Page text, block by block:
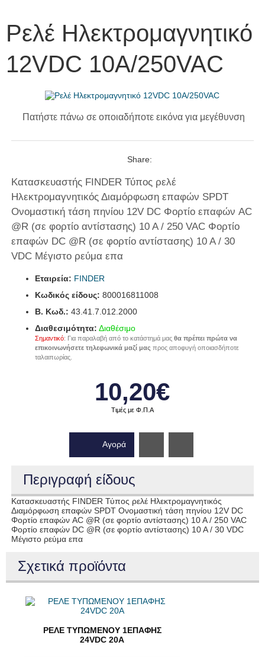
Ρελέ Ηλεκτρομαγνητικό
12VDC 10A/250VAC
Πατήστε πάνω σε οποιαδήποτε εικόνα για μεγέθυνση
Share:
Κατασκευαστής FINDER Τύπος ρελέ
Ηλεκτρομαγνητικός Διαμόρφωση επαφών SPDT
Ονομαστική τάση πηνίου 12V DC Φορτίο επαφών AC
@R (σε φορτίο αντίστασης) 10 A / 250 VAC Φορτίο
επαφών DC @R (σε φορτίο αντίστασης) 10 A / 30
VDC Μέγιστο ρεύμα επα
Εταιρεία: FINDER
Κωδικός είδους: 800016811008
B. Κωδ.: 43.41.7.012.2000
Διαθεσιμότητα: Διαθέσιμο
Σημαντικό: Για παραλαβή από το κατάστημά μας θα πρέπει πρώτα να
επικοινωνήσετε τηλεφωνικά μαζί μας προς αποφυγή οποιασδήποτε
ταλαιπωρίας.
10,20€
Τιμές με Φ.Π.Α
Αγορά
Περιγραφή είδους
Κατασκευαστής FINDER Τύπος ρελέ Ηλεκτρομαγνητικός
Διαμόρφωση επαφών SPDT Ονομαστική τάση πηνίου 12V DC
Φορτίο επαφών AC @R (σε φορτίο αντίστασης) 10 A / 250 VAC
Φορτίο επαφών DC @R (σε φορτίο αντίστασης) 10 A / 30 VDC
Μέγιστο ρεύμα επα
Σχετικά προϊόντα
ΡΕΛΕ ΤΥΠΩΜΕΝΟΥ 1ΕΠΑΦΗΣ
24VDC 20A